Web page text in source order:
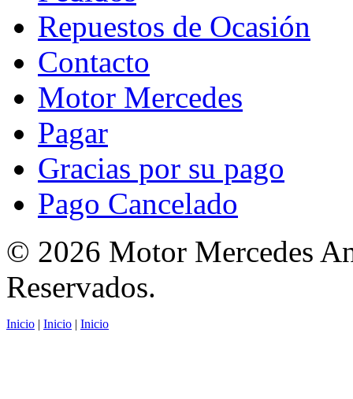
Repuestos de Ocasión
Contacto
Motor Mercedes
Pagar
Gracias por su pago
Pago Cancelado
© 2026 Motor Mercedes
Reservados.
Inicio | Inicio | Inicio